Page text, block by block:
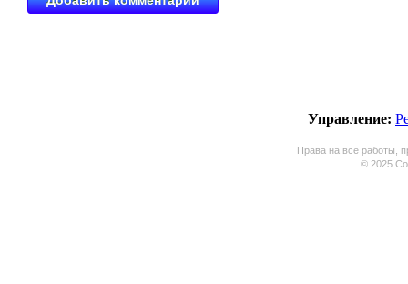
Управление:
Права на все работы,
© 2025